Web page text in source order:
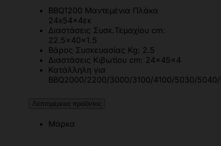
BBQ1200 Μαντεμένια Πλάκα
24x54x4εκ
Διαστάσεις Συσκ.Τεμαχίου cm:
22.5x40x1.5
Βάρος Συσκευασίας Kg: 2.5
Διαστάσεις Κιβωτίου cm: 24x45x4
Κατάλληλη για
BBQ2000/2200/3000/3100/4100/5030/
Λεπτομέρειες προϊόντος
Μάρκα